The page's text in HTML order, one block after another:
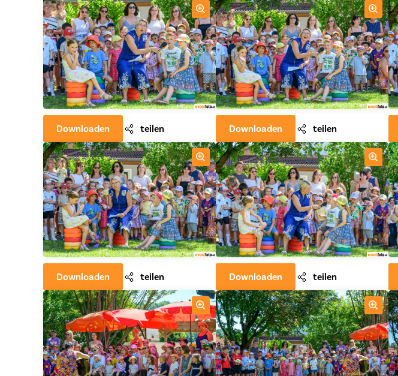
Downloaden teilen Downloaden teilen
Downloaden teilen Downloaden teilen